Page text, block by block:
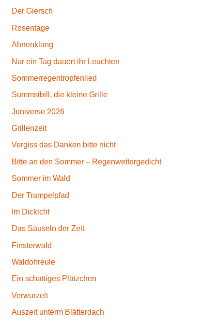
u
r
Der Giersch
Rosentage
Ahnenklang
Nur ein Tag dauert ihr Leuchten
Sommerregentropfenlied
Summsibill, die kleine Grille
Juniverse 2026
Grillenzeit
Vergiss das Danken bitte nicht
Bitte an den Sommer – Regenwettergedicht
Sommer im Wald
Der Trampelpfad
Im Dickicht
Das Säuseln der Zeit
Finsterwald
Waldohreule
Ein schattiges Plätzchen
Verwurzelt
Auszeit unterm Blätterdach